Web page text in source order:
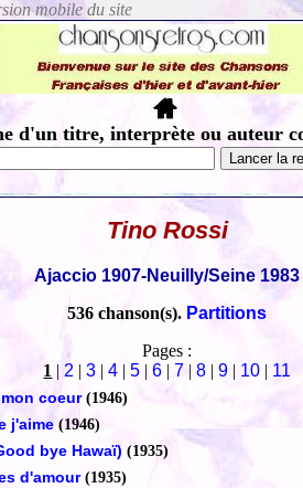
d'un titre, interprète ou auteur
Tino Rossi
Ajaccio 1907-Neuilly/Seine 1983
536 chanson(s). Partitions
Pages :
1 | 2 |3 |4 |5 |6 |7 |8 |9 | 10 | 11
coeur (1946)
j'aime (1946)
bye Hawaï) (1935)
d'amour (1935)